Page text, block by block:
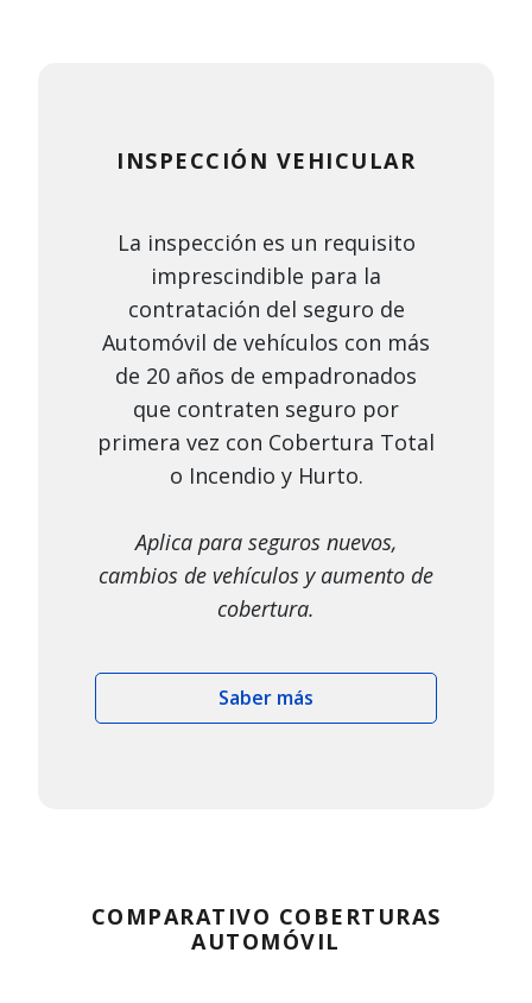
INSPECCIÓN VEHICULAR
La inspección es un requisito
imprescindible para la
contratación del seguro de
Automóvil de vehículos con más
de 20 años de empadronados
que contraten seguro por
primera vez con Cobertura Total
o Incendio y Hurto.
Aplica para seguros nuevos,
cambios de vehículos y aumento de
cobertura.
Saber más
COMPARATIVO COBERTURAS
AUTOMÓVIL